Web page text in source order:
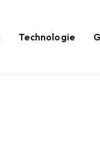
Technologie